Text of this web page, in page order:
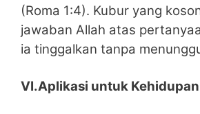
(Roma 1:4). Kubur yang
jawaban Allah atas
ia tinggalkan tanpa
VI.Aplikasi untuk